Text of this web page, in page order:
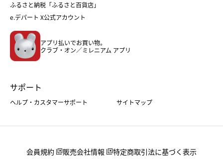
フード
ホーム・キッチン＆アート
ふるさと納税「ふるさと百貨店」
e.デパート X公式アカウント
アプリ払いでお買い物。
クラブ・オン／ミレニアム アプリ
サポート
ヘルプ・カスタマーサポート サイトマップ
会員規約 販売会社情報
特定商取引法に基づく表示